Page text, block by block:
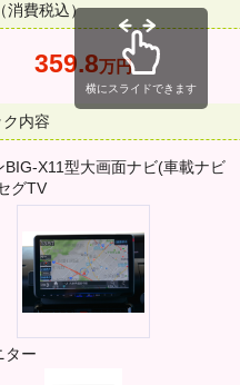
消費税込）
359.8万円
内容
BIG-X11型大画面ナビ(車載ナビ
グTV
ター
横にスライドできます